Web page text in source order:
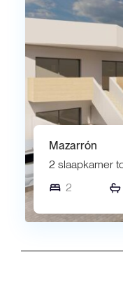
Mazarrón
2 slaapkamer
2